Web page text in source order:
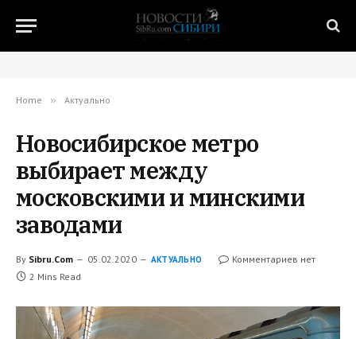
Home » Актуально
Новосибирское метро
выбирает между
московскими и минскими
заводами
By Sibru.Com 05.02.2020 АКТУАЛЬНО
Комментариев нет
2 Mins Read